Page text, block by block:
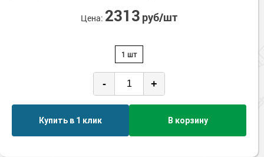
Цена: 2313 руб/шт
1 шт
- +
Купить в 1 клик В корзину